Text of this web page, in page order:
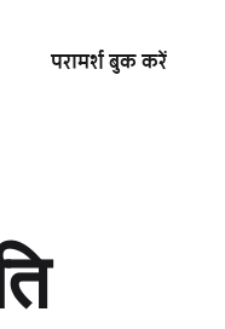
परामर्श बुक करें